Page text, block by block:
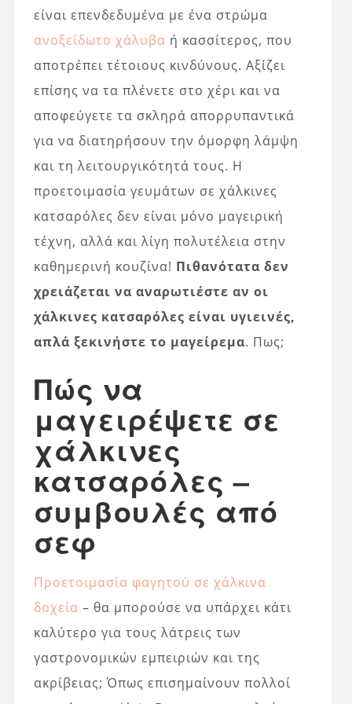
είναι επενδεδυμένα με ένα στρώμα
ανοξείδωτο χάλυβα ή κασσίτερος, που
αποτρέπει τέτοιους κινδύνους. Αξίζει
επίσης να τα πλένετε στο χέρι και να
αποφεύγετε τα σκληρά απορρυπαντικά
για να διατηρήσουν την όμορφη λάμψη
και τη λειτουργικότητά τους. Η
προετοιμασία γευμάτων σε χάλκινες
κατσαρόλες δεν είναι μόνο μαγειρική
τέχνη, αλλά και λίγη πολυτέλεια στην
καθημερινή κουζίνα! Πιθανότατα δεν
χρειάζεται να αναρωτιέστε αν οι
χάλκινες κατσαρόλες είναι υγιεινές,
απλά ξεκινήστε το μαγείρεμα. Πως;
Πώς να
μαγειρέψετε σε
χάλκινες
κατσαρόλες –
συμβουλές από
σεφ
Προετοιμασία φαγητού σε χάλκινα
δοχεία – θα μπορούσε να υπάρχει κάτι
καλύτερο για τους λάτρεις των
γαστρονομικών εμπειριών και της
ακρίβειας; Όπως επισημαίνουν πολλοί